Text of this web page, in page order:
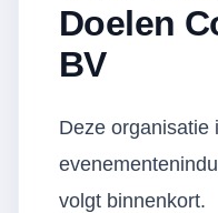
Doelen
BV
Deze organisatie
volgt binnenkort.